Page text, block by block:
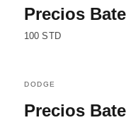
Precios
100 STD
DODGE
Precios